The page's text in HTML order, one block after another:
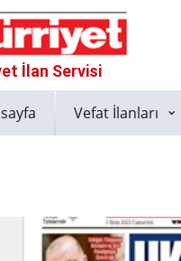
İlan Servisi
Vefat İlanları